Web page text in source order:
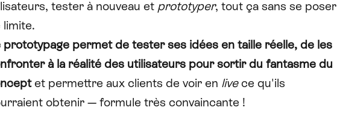
tester à nouveau et prototyper, tout ça sans se poser
limite.
prototypage permet de tester ses idées en taille réelle, de les
à la réalité des utilisateurs pour sortir du fantasme du
et permettre aux clients de voir en livece qu'ils
obtenir — formule très convaincante !